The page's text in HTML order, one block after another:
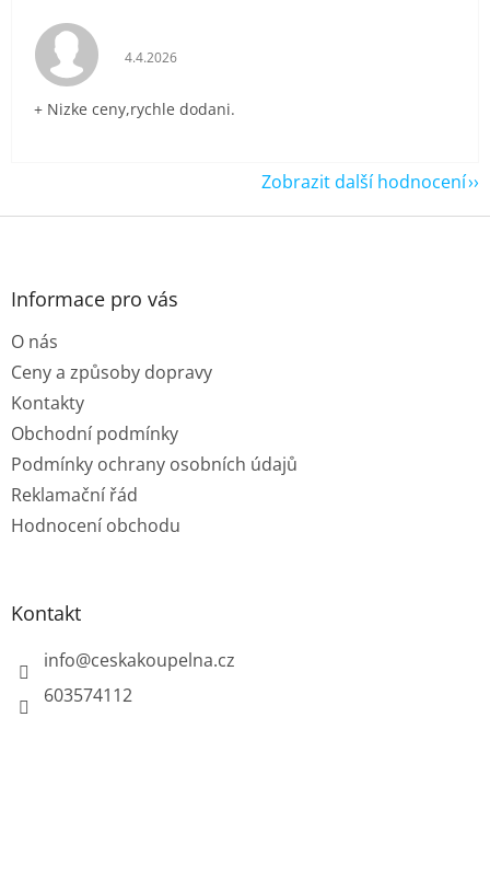
Hodnocení obchodu je 5 z 5 hvězdiček.
4.4.2026
+ Nizke ceny,rychle dodani.
Zobrazit další hodnocení
Z
Informace pro vás
O nás
Ceny a způsoby dopravy
Kontakty
Obchodní podmínky
Podmínky ochrany osobních údajů
Reklamační řád
Hodnocení obchodu
Kontakt
info@ceskakoupelna.cz
603574112